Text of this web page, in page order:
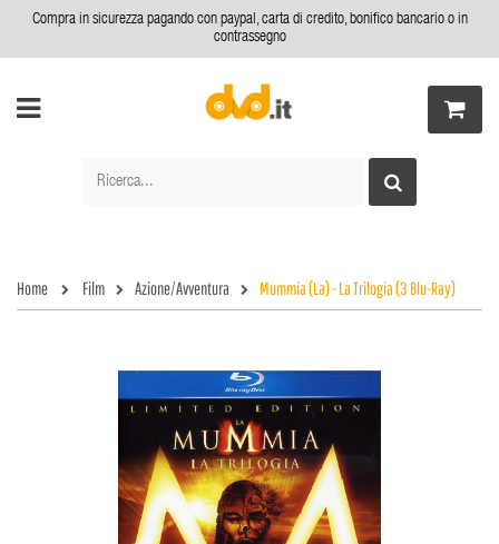
Compra in sicurezza pagando con paypal, carta di credito, bonifico bancario o in
contrassegno
Home Film Azione/Avventura Mummia (La) - La Trilogia (3 Blu-Ray)